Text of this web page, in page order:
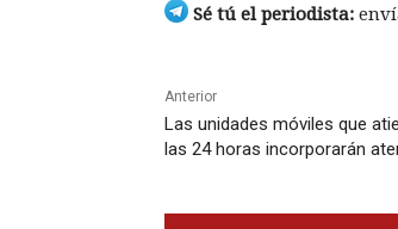
Sé tú el periodista:
Anterior
Las unidades móviles que
las 24 horas incorporarán